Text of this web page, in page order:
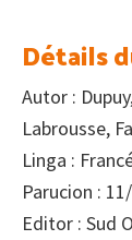
Détails
Autor :
Labrousse,
Linga :
Parucion :
Editor : Sud